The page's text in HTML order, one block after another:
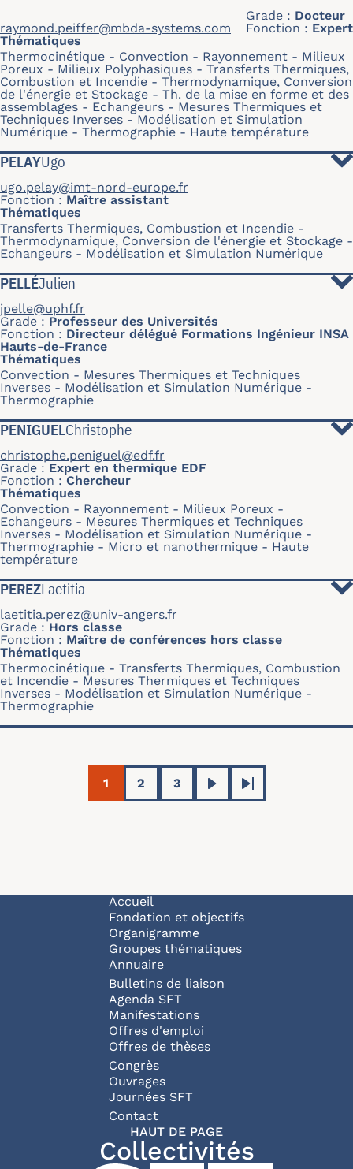
raymond.peiffer@mbda-systems.com
Grade
Docteur
Fonction
Expert
Thématiques
Thermocinétique
Convection Rayonnement
Milieux
Poreux
Milieux Polyphasiques
Transferts Thermiques,
Combustion et Incendie
Thermodynamique, Conversion
de l'énergie et Stockage
Th. de la mise en forme et des
assemblages
Echangeurs
Mesures Thermiques et
Techniques Inverses
Modélisation et Simulation
Numérique
Thermographie Haute température
PELAYUgo
ugo.pelay@imt-nord-europe.fr
Fonction
Maître assistant
Thématiques
Transferts Thermiques, Combustion et Incendie
Thermodynamique, Conversion de l'énergie et Stockage
Echangeurs
Modélisation et Simulation Numérique
PELLÉJulien
jpelle@uphf.fr
Grade
Professeur des Universités
Fonction
Directeur délégué Formations Ingénieur INSA
Hauts-de-France
Thématiques
Convection
Mesures Thermiques et Techniques
Inverses
Modélisation et Simulation Numérique
Thermographie
PENIGUELChristophe
christophe.peniguel@edf.fr
Grade
Expert en thermique EDF
Fonction
Chercheur
Thématiques
Convection
Rayonnement
Milieux Poreux
Echangeurs
Mesures Thermiques et Techniques
Inverses
Modélisation et Simulation Numérique
Thermographie
Micro et nanothermique
Haute
température
PEREZLaetitia
laetitia.perez@univ-angers.fr
Grade
Hors classe
Fonction
Maître de conférences hors classe
Thématiques
Thermocinétique
Transferts Thermiques, Combustion
et Incendie
Mesures Thermiques et Techniques
Inverses
Modélisation et Simulation Numérique
Thermographie
Page courante
1 Page
2 Page
3 Page suivante
Dernière page
Navigation principale
Accueil
Fondation et objectifs
Organigramme
Groupes thématiques
Annuaire
Bulletins de liaison
Agenda SFT
Manifestations
Offres d'emploi
Offres de thèses
Congrès
Ouvrages
Journées SFT
Pied de page
Contact
HAUT DE PAGE
Collectivités